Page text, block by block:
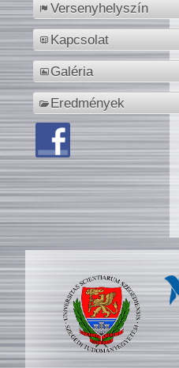
Versenyhelyszín
Kapcsolat
Galéria
Eredmények